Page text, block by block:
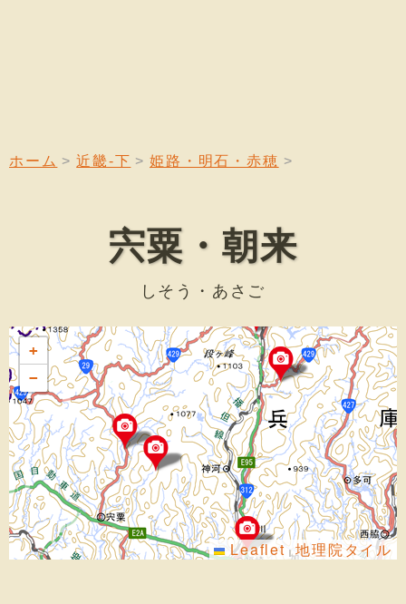
ホーム 近畿-下 姫路・明石・赤穂
宍粟・朝来
しそう・あさご
+
−
Leaflet | 地理院タイル